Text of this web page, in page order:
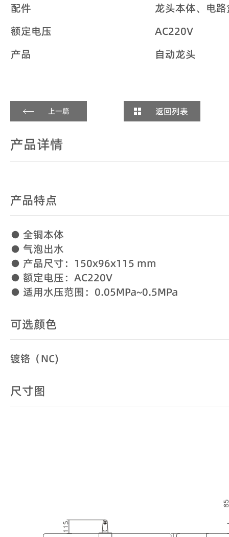
配件
龙头本体、电
额定电压
AC220V
产品
自动龙头
上一篇 返回列表
产品详情
产品特点
● 全铜本体
● 气泡出水
● 产品尺寸：150x96x115 mm
● 额定电压：AC220V
● 适用水压范围：0.05MPa~0.5MPa
可选颜色
镀铬（NC)
尺寸图